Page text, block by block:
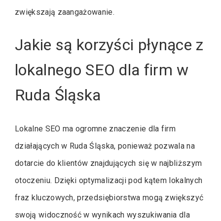
zwiększają zaangażowanie.
Jakie są korzyści płynące z
lokalnego SEO dla firm w
Ruda Śląska
Lokalne SEO ma ogromne znaczenie dla firm
działających w Ruda Śląska, ponieważ pozwala na
dotarcie do klientów znajdujących się w najbliższym
otoczeniu. Dzięki optymalizacji pod kątem lokalnych
fraz kluczowych, przedsiębiorstwa mogą zwiększyć
swoją widoczność w wynikach wyszukiwania dla